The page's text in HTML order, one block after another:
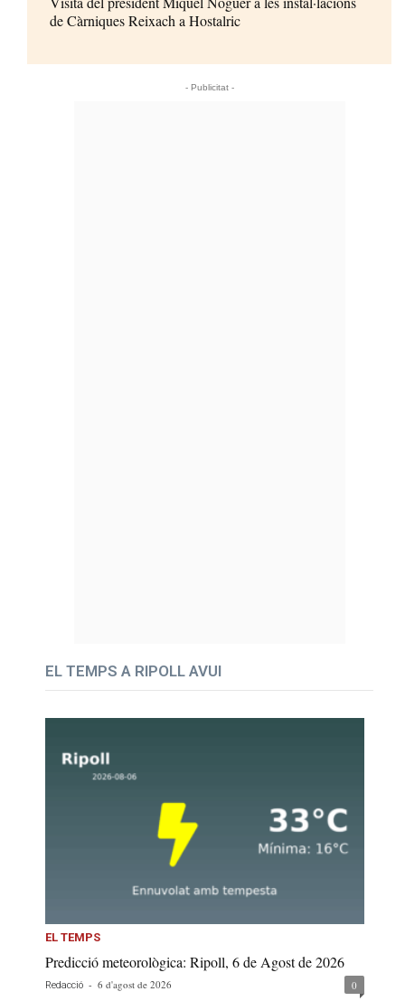
de Càrniques Reixach a Hostalric
- Publicitat -
EL TEMPS A RIPOLL AVUI
EL TEMPS
Predicció meteorològica: Ripoll, 6 de Agost de 2026
Redacció - 6 d'agost de 2026 0